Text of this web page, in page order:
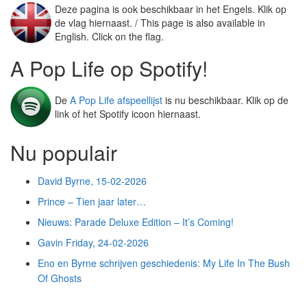
Deze pagina is ook beschikbaar in het Engels. Klik op
de vlag hiernaast. / This page is also available in
English. Click on the flag.
A Pop Life op Spotify!
De A Pop Life afspeellijst is nu beschikbaar. Klik op de
link of het Spotify icoon hiernaast.
Nu populair
David Byrne, 15-02-2026
Prince – Tien jaar later…
Nieuws: Parade Deluxe Edition – It’s Coming!
Gavin Friday, 24-02-2026
Eno en Byrne schrijven geschiedenis: My Life In The Bush
Of Ghosts